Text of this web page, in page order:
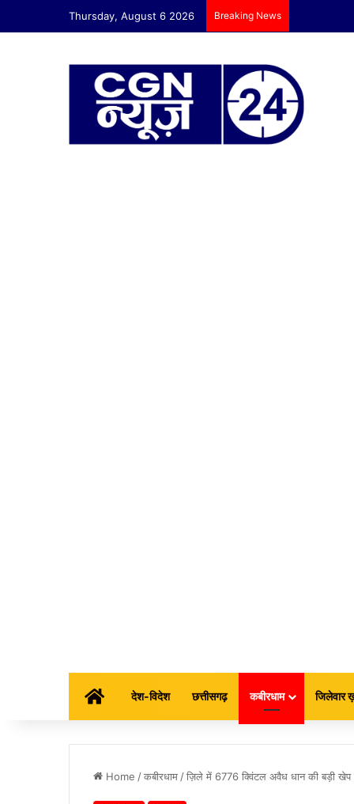
Thursday, August 6 2026 Breaking News
होम देश-विदेश छत्तीसगढ़ कबीरधाम जिलेवार
Home /कबीरधाम /ज़िले में 6776 क्विंटल अवैध धान की बड़ी खेप